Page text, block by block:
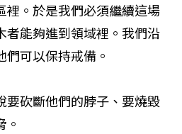
裡。於是我們必須繼續這場
者能夠進到領域裡。我們沿
可以保持戒備。
要砍斷他們的脖子、要燒毀